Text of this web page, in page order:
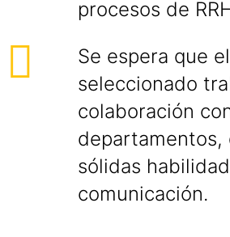
procesos de
Se espera que
seleccionado
colaboración
departamentos,
sólidas
comunicación.